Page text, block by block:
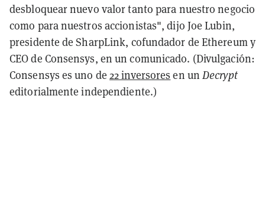
desbloquear nuevo valor tanto para nuestro negocio
como para nuestros accionistas", dijo Joe Lubin,
presidente de SharpLink, cofundador de Ethereum y
CEO de Consensys, en un comunicado. (Divulgación:
Consensys es uno de22 inversores en unDecrypt
editorialmente independiente.)